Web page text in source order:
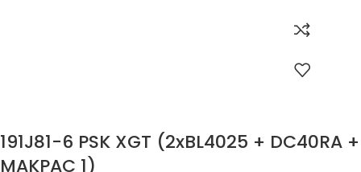
191J81-6 PSK XGT (2xBL4025 + DC40RA +
MAKPAC 1)